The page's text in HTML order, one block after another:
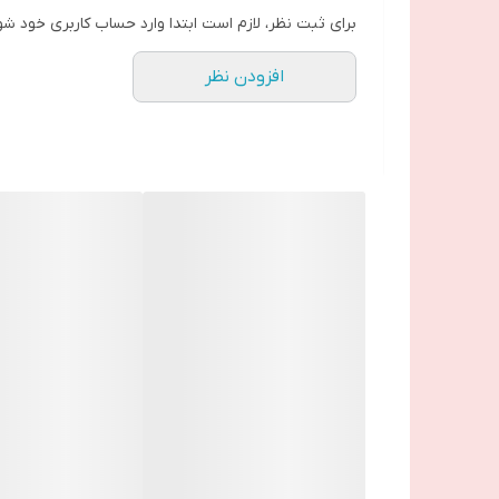
برای ثبت نظر، لازم است ابتدا وارد حساب کاربری خود
افزودن نظر